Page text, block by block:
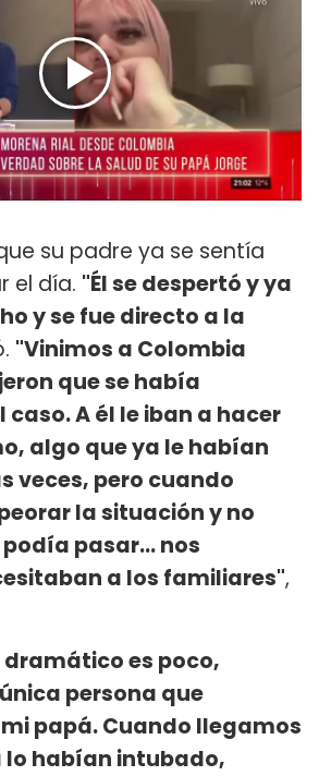
su padre ya se sentía
el día. "Él se despertó y ya
y se fue directo a la
"Vinimos a Colombia
que se había
A él le iban a hacer
algo que ya le habían
veces, pero cuando
la situación y no
pasar... nos
a los familiares",
dramático es poco,
persona que
papá. Cuando llegamos
lo habían intubado,